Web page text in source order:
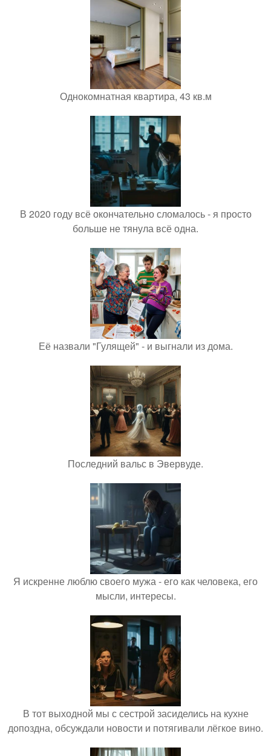
Однокомнатная квартира, 43 кв.м
В 2020 году всё окончательно сломалось - я просто
больше не тянула всё одна.
Её назвали "Гулящей" - и выгнали из дома.
Последний вальс в Эвервуде.
Я искренне люблю своего мужа - его как человека, его
мысли, интересы.
В тот выходной мы с сестрой засиделись на кухне
допоздна, обсуждали новости и потягивали лёгкое вино.